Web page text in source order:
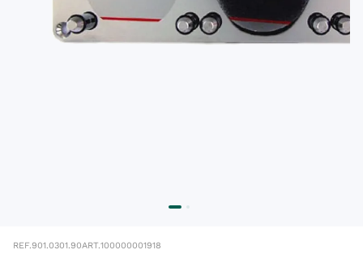
REF.901.0301.90ART.100000001918